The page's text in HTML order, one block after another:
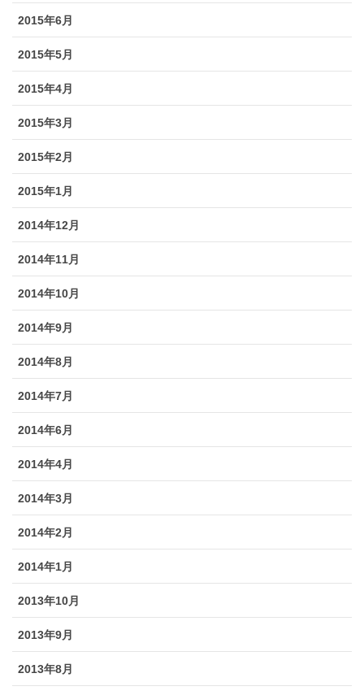
2015年6月
2015年5月
2015年4月
2015年3月
2015年2月
2015年1月
2014年12月
2014年11月
2014年10月
2014年9月
2014年8月
2014年7月
2014年6月
2014年4月
2014年3月
2014年2月
2014年1月
2013年10月
2013年9月
2013年8月